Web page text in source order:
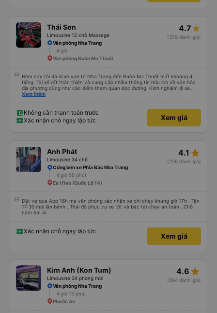
hợp để lựa chọn cho những chuyến đi cần sự an tâm, gọn gàng và thoải mái.
Thái Sơn
Limousine 12 chỗ Massage
4.7
(379 đánh giá)
Văn phòng Nha Trang
4 giờ
Văn phòng Buôn Ma Thuột
Hôm nay tôi đã đi xe van từ Nha Trang đến Buôn Ma Thuột mất khoảng 4
tiếng. Tài xế rất thân thiện và cung cấp nhiều thông tin hữu ích về văn hóa
địa phương cũng như các điểm tham quan dọc đường. Kinh nghiệm đi xe
buýt ở nhiều vùng khác nhau trên khắp Việt Nam trước đây của chúng tôi
gặp. Chúng tôi rất khuyến khích sử dụng dịch vụ vận chuyển của Thai Son.
Xem thêm
Không cần thanh toán trước
Xác nhận chỗ ngay lập tức
Xem giá
Anh Phát
Limousine 34 chỗ
4.1 star_rate
(226 đánh giá)
Cổng bến xe Phía Bắc Nha Trang
4 giờ 55 phút
Ea H'leo (Quốc Lộ 14)
Đặt vé qua App 16h mà văn phòng xác nhận xe chỉ chạy khung giờ 17h . Tận
17:30 mới lăn bánh . Thái độ phục vụ xe tốt và bác tài chạy an toàn . Chỗ
nằm êm ái
Xác nhận chỗ ngay lập tức
Xem giá
Kim Anh (Kon Tum)
Limousine 34 phòng mới
4.6 star_rate
(694 đánh giá)
Văn phòng Nha Trang
4 giờ 15 phút
Phước An